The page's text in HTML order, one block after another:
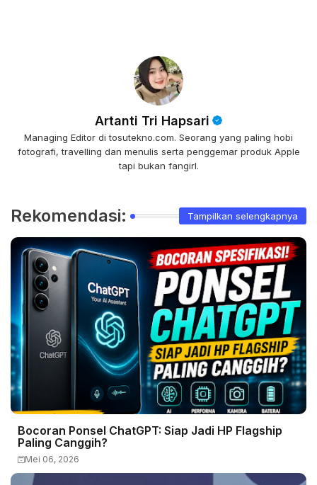
Artanti Tri Hapsari
Managing Editor di tosutekno.com. Seorang yang paling hobi
fotografi, travelling dan menulis serta penggemar produk Apple
tapi bukan fangirl.
Rekomendasi: Tampilkan selengkapnya
Bocoran Ponsel ChatGPT: Siap Jadi HP Flagship
Paling Canggih?
Mei 06, 2026